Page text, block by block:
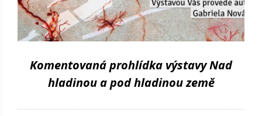
Komentovaná prohlídka výstavy Nad
hladinou a pod hladinou země